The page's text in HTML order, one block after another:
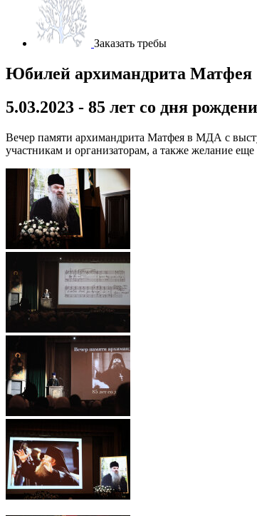
Заказать требы
Юбилей архимандрита Матфея
5.03.2023 - 85 лет со дня
Вечер памяти архимандрита Матфея в МДА с
участникам и организаторам, а также желание